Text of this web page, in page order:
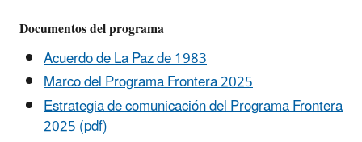
Documentos del programa
Acuerdo de La Paz de 1983
Marco del Programa Frontera 2025
Estrategia de comunicación del Programa Frontera
2025 (pdf)